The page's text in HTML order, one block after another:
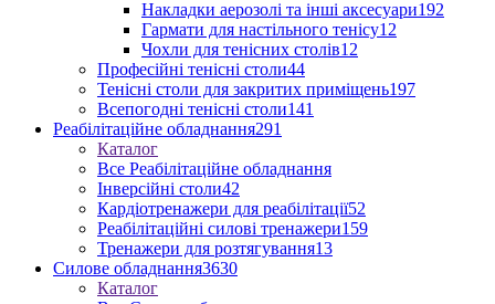
Накладки аерозолі та інші аксесуари192
Гармати для настільного тенісу12
Чохли для тенісних столів12
Професійні тенісні столи44
Тенісні столи для закритих приміщень197
Всепогодні тенісні столи141
Реабілітаційне обладнання291
Каталог
Все Реабілітаційне обладнання
Інверсійні столи42
Кардіотренажери для реабілітації52
Реабілітаційні силові тренажери159
Тренажери для розтягування13
Силове обладнання3630
Каталог